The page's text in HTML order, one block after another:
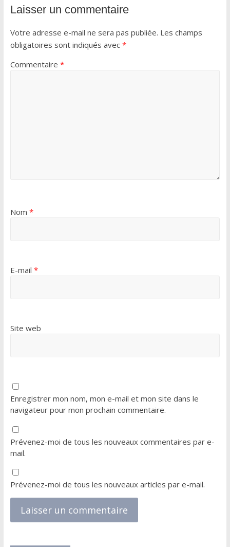
Laisser un commentaire
Votre adresse e-mail ne sera pas publiée. Les champs
obligatoires sont indiqués avec *
Commentaire *
Nom *
E-mail *
Site web
Enregistrer mon nom, mon e-mail et mon site dans le
navigateur pour mon prochain commentaire.
Prévenez-moi de tous les nouveaux commentaires par e-
mail.
Prévenez-moi de tous les nouveaux articles par e-mail.